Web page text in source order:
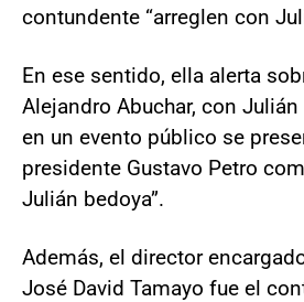
contundente “arreglen con
En ese sentido, ella alerta
Alejandro Abuchar, con
en un evento público se
presidente Gustavo Petro
Julián bedoya”.
Además, el director
José David Tamayo fue el